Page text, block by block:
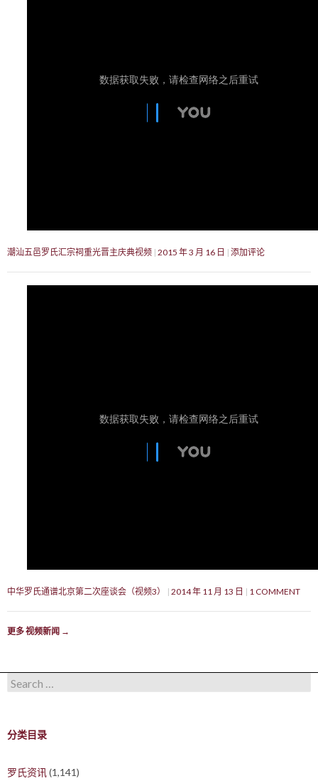
潮汕五邑罗氏汇宗祠重光晋主庆典视频 2015 年 3 月 16 日 添加评论
中华罗氏通谱北京第二次座谈会（视频3） 2014 年 11 月 13 日 1 COMMENT
更多 视频新闻 →
Search for:
分类目录
罗氏资讯(1,141)